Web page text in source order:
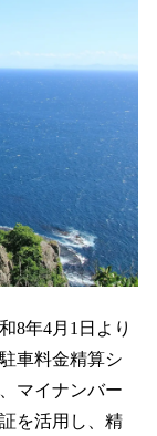
8年4月1日より
車料金精算シ
マイナンバー
を活用し、精